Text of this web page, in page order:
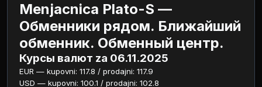
Menjacnica Plato-S —
Обменники рядом. Ближайший
обменник. Обменный центр.
Курсы валют za 06.11.2025
EUR — kupovni: 117.8 / prodajni: 117.9
USD — kupovni: 100.1 / prodajni: 102.8